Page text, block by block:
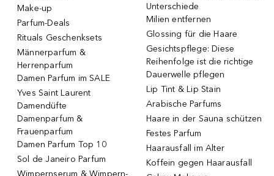
Make-up
Parfum-Deals
Rituals Geschenksets
Männerparfum &
Herrenparfum
Damen Parfum im SALE
Yves Saint Laurent
Damendüfte
Damenparfum &
Frauenparfum
Damen Parfum Top 10
Sol de Janeiro Parfum
Wimpernserum & Wimpern-
Unterschiede
Milien entfernen
Glossing für die Haare
Gesichtspflege: Diese
Reihenfolge ist die richtige
Dauerwelle pflegen
Lip Tint & Lip Stain
Arabische Parfums
Haare in der Sauna schützen
Festes Parfum
Haarausfall im Alter
Koffein gegen Haarausfall